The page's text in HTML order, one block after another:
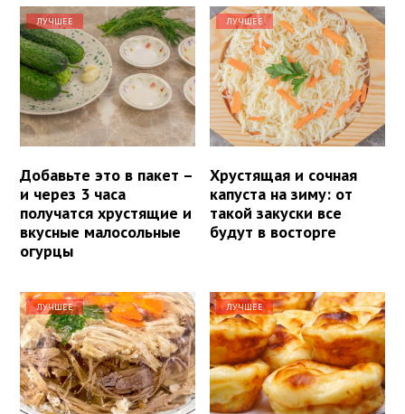
ЛУЧШЕЕ
Добавьте это в пакет –
и через 3 часа
получатся хрустящие и
вкусные малосольные
огурцы
ЛУЧШЕЕ
Хрустящая и сочная
капуста на зиму: от
такой закуски все
будут в восторге
ЛУЧШЕЕ ЛУЧШЕЕ